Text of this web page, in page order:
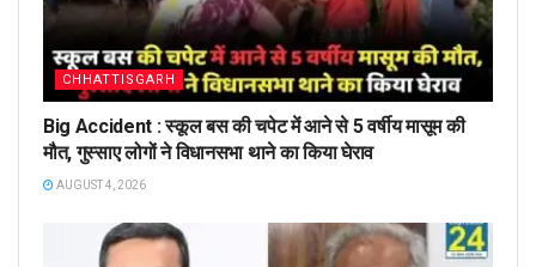
CHHATTISGARH
Big Accident : स्कूल बस की चपेट में आने से 5 वर्षीय मासूम की
मौत, गुस्साए लोगों ने विधानसभा थाने का किया घेराव
AUGUST 4, 2026